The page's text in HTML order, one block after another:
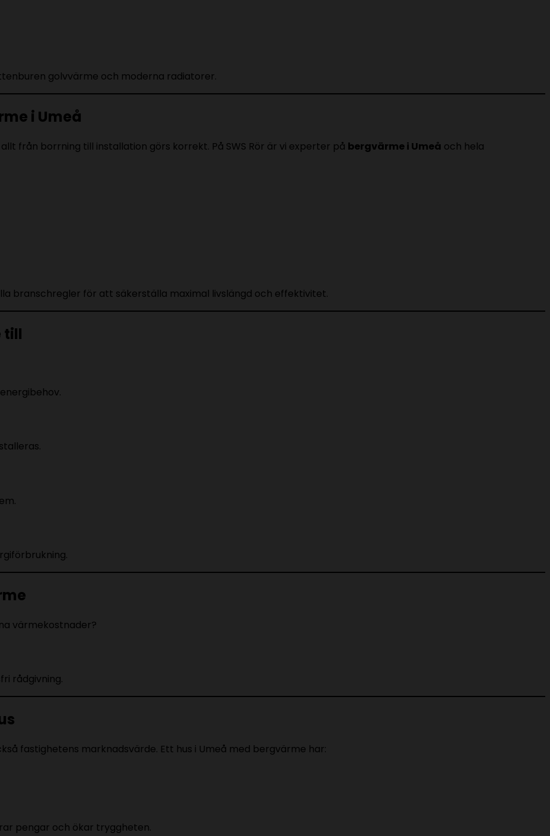
golvvärme och moderna radiatorer.
i Umeå
från borrning till installation görs korrekt. På SWS Rör är vi experter på bergvärme i Umeå och hela
branschregler för att säkerställa maximal livslängd och effektivitet.
till
värmekostnader?
rådgivning.
fastighetens marknadsvärde. Ett hus i Umeå med bergvärme har:
pengar och ökar tryggheten.